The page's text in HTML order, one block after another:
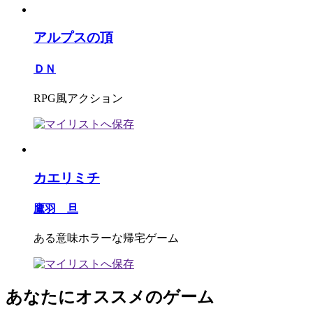
アルプスの頂
ＤＮ
RPG風アクション
カエリミチ
鷹羽 旦
ある意味ホラーな帰宅ゲーム
あなたにオススメのゲーム